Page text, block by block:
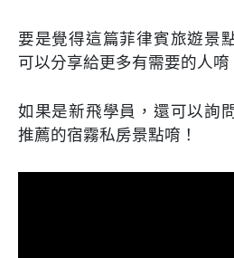
要是覺得這篇菲律賓旅遊景
可以分享給更多有需要的人唷
如果是新飛學員，還可以詢問
推薦的宿霧私房景點唷！